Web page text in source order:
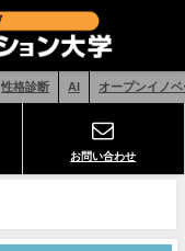
性格診断 AI オープンイノ
お問い合わせ